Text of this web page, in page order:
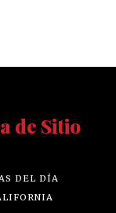
de Sitio
DEL DÍA